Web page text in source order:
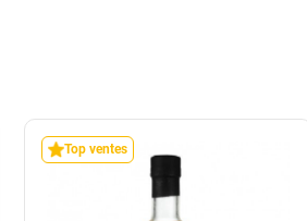
Top ventes